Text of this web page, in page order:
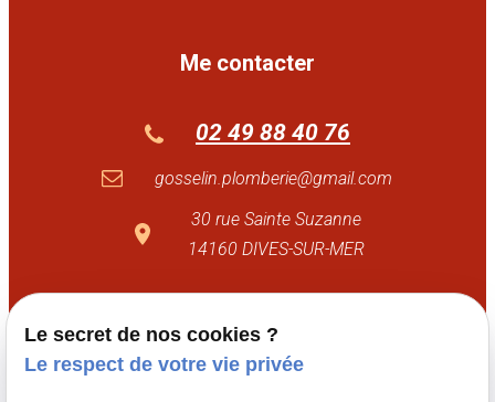
Me contacter
02 49 88 40 76
gosselin.plomberie@gmail.com
30 rue Sainte Suzanne
14160 DIVES-SUR-MER
Numéro de SIRET :81002879500013
Le secret de nos cookies ?
Le respect de votre vie privée